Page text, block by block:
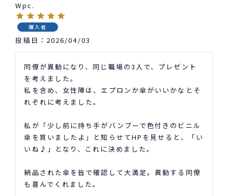
Wpc.
購入者
投稿日 2026/04/03
同僚が異動になり、同じ職場の3人で、プレゼント
を考えました。
私を含め、女性陣は、エプロンか傘がいいかなとそ
れぞれに考えました。
私が「少し前に持ち手がバンブーで色付きのビニル
傘を買いましたよ」と知らせてHPを見せると、「い
いね♪」となり、これに決めました。
納品された傘を皆で確認して大満足。異動する同僚
も喜んでくれました。